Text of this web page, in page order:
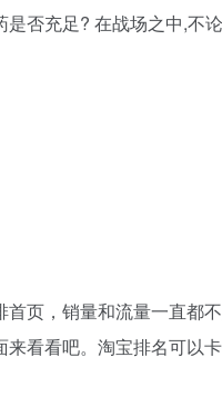
否充足? 在战场之中,不
页，销量和流量一直都
看看吧。淘宝排名可以